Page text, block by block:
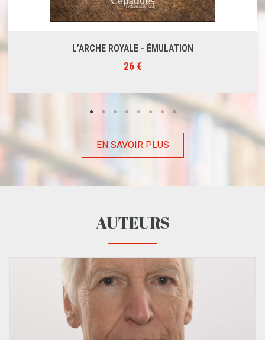
L’ARCHE ROYALE - ÉMULATION
26 €
EN SAVOIR PLUS
AUTEURS